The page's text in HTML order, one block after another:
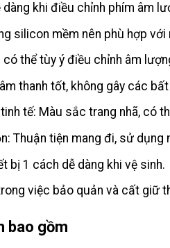
dàng khi điều chỉnh phím âm
silicon mềm nên phù hợp
thể tùy ý điều chỉnh âm
thanh tốt, không gây các
tế: Màu sắc trang nhã, có
Thuận tiện mang đi, sử dụng
bị 1 cách dễ dàng khi vệ sinh.
việc bảo quản và cất giữ
bao gồm